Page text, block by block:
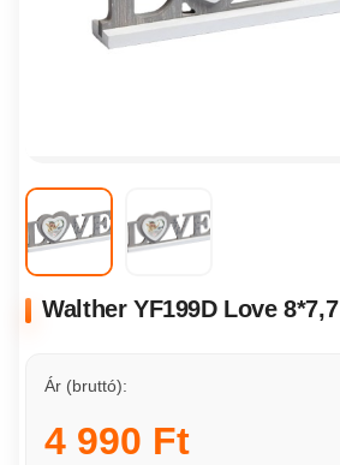
Walther YF199D Love 8*7,7
Ár (bruttó):
4 990 Ft